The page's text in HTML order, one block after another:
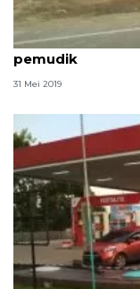
Pedagang pecel
pemudik
31 Mei 2019